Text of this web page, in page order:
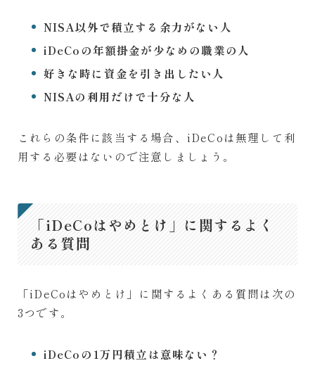
NISA以外で積立する余力がない人
iDeCoの年額掛金が少なめの職業の人
好きな時に資金を引き出したい人
NISAの利用だけで十分な人
これらの条件に該当する場合、iDeCoは無理して利
用する必要はないので注意しましょう。
「iDeCoはやめとけ」に関するよく
ある質問
「iDeCoはやめとけ」に関するよくある質問は次の
3つです。
iDeCoの1万円積立は意味ない？